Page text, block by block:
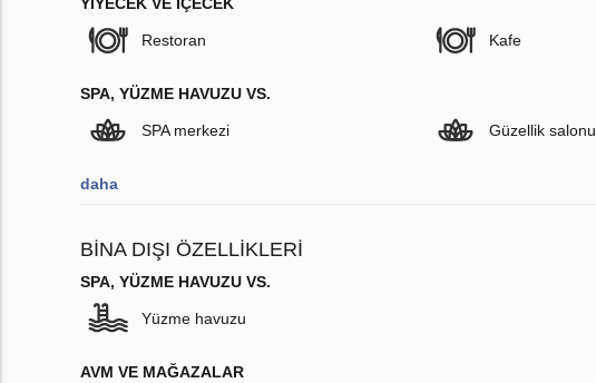
Restoran Kafe
SPA, YÜZME HAVUZU VS.
SPA merkezi Güzellik salonu
daha
BINA DIŞI ÖZELLIKLERI
SPA, YÜZME HAVUZU VS.
Yüzme havuzu
AVM VE MAĞAZALAR